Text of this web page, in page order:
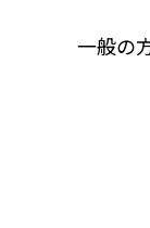
制度・
一般の